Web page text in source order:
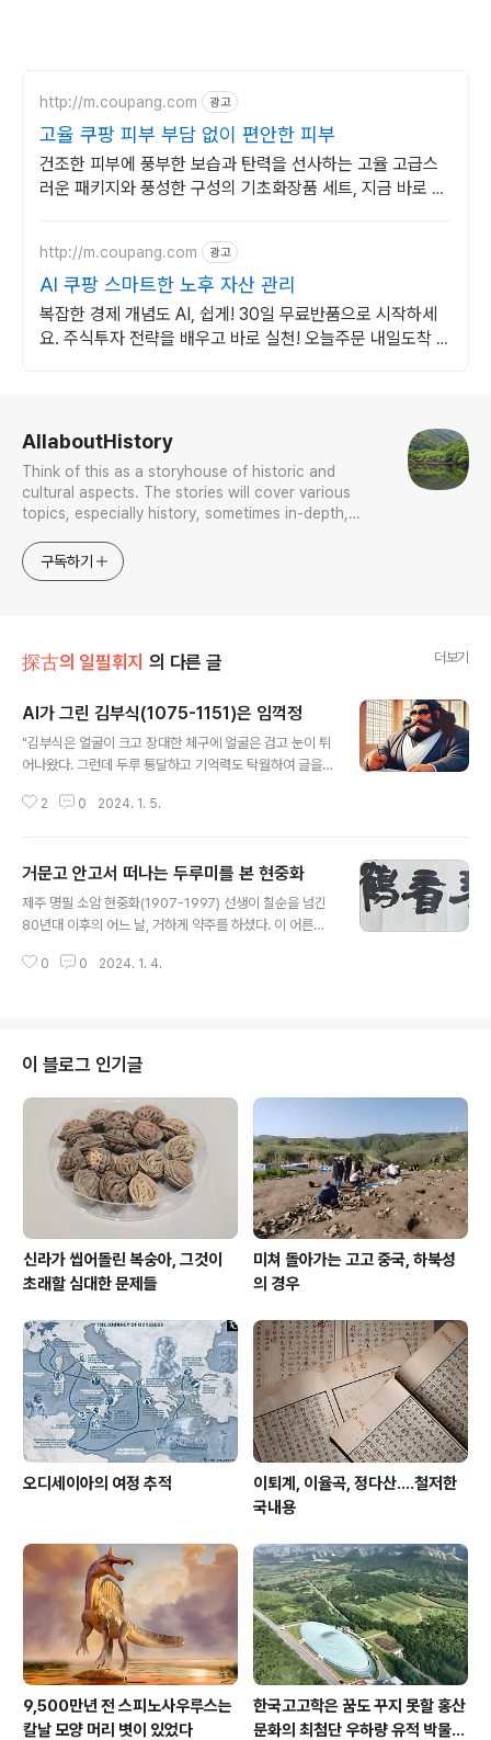
http://m.coupang.com 광고
고율 쿠팡 피부 부담 없이 편안한 피부
건조한 피부에 풍부한 보습과 탄력을 선사하는 고율 고급스
러운 패키지와 풍성한 구성의 기초화장품 세트, 지금 바로 만
http://m.coupang.com 광고
AI 쿠팡 스마트한 노후 자산 관리
복잡한 경제 개념도 AI, 쉽게! 30일 무료반품으로 시작하세
요. 주식투자 전략을 배우고 바로 실천! 오늘주문 내일도착 로
AllaboutHistory
Think of this as a storyhouse of historic and
cultural aspects. The stories will cover various
topics, especially history, sometimes in-depth,
approach will be to resist any common sense or
generalized viewpoint
구독하기
探古의 일필휘지 의 다른 글 더보기
AI가 그린 김부식(1075-1151)은 임꺽정
"김부식은 얼굴이 크고 장대한 체구에 얼굴은 검고 눈이 튀
어나왔다. 그런데 두루 통달하고 기억력도 탁월하여 글을
보다 앞선 사람이 없었다." - 권8, 인물, 김부식조 중에서
2 0 2024. 1. 5.
거문고 안고서 떠나는 두루미를 본 현중화
제주 명필 소암 현중화(1907-1997) 선생이 칠순을 넘긴
80년대 이후의 어느 날, 거하게 약주를 하셨다. 이 어른은
러지는 법이 없이 글씨를 쓰셨는데, 그날도 흥이 일었는지
물이 퍼지게 마련인 법. 소암 선생은 제법 빠르게 '포금간학
거抱琴看鶴去' 다섯 글자를 예서로 종이 위에 옮겨놓았
다. 종이가 살짝 비틀어졌는지 글자가 왼쪽으로 주루룩 올
라가서 두루미 '학'자가 가장 높아졌다. 종이를 뚫고 학이
날아갈까 걱정하셨을까. 살짝 위치를 낮추어 갈 '거'자를 휙
휙 긋고, 그 여세를..
0 0 2024. 1. 4.
이 블로그 인기글
신라가 씹어돌린 복숭아, 그것이
초래할 심대한 문제들
미쳐 돌아가는 고고 중국, 하북성
의 경우
오디세이아의 여정 추적
이퇴계, 이율곡, 정다산....철저한
국내용
9,500만년 전 스피노사우루스는
칼날 모양 머리 볏이 있었다
한국고고학은 꿈도 꾸지 못할 홍산
문화의 최첨단 우하량 유적 박물관